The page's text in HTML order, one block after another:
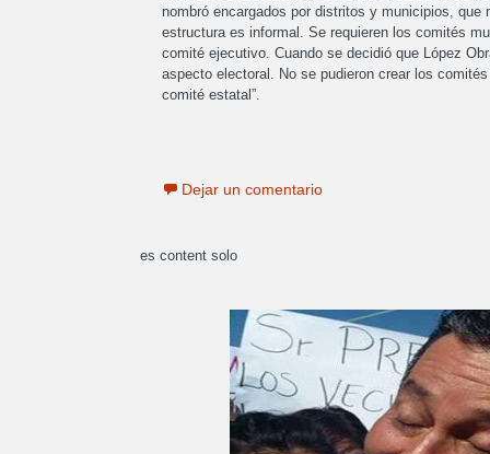
nombró encargados por distritos y municipios,
estructura es informal. Se requieren los comités
comité ejecutivo. Cuando se decidió que López
aspecto electoral. No se pudieron crear los
comité estatal”.
Dejar un comentario
es content solo